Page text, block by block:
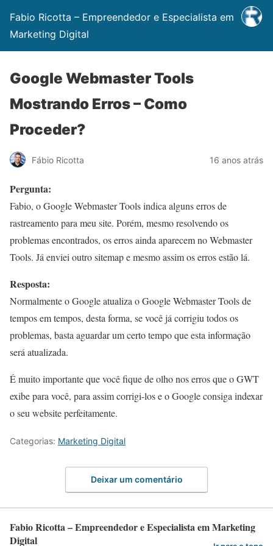
Fabio Ricotta – Empreendedor e Especialista em
Marketing Digital
Google Webmaster Tools
Mostrando Erros – Como
Proceder?
Fábio Ricotta 16 anos atrás
Pergunta:
Fabio, o Google Webmaster Tools indica alguns erros de
rastreamento para meu site. Porém, mesmo resolvendo os
problemas encontrados, os erros ainda aparecem no Webmaster
Tools. Já enviei outro sitemap e mesmo assim os erros estão lá.
Resposta:
Normalmente o Google atualiza o Google Webmaster Tools de
tempos em tempos, desta forma, se você já corrigiu todos os
problemas, basta aguardar um certo tempo que esta informação
será atualizada.
É muito importante que você fique de olho nos erros que o GWT
exibe para você, para assim corrigi-los e o Google consiga indexar
o seu website perfeitamente.
Categorias: Marketing Digital
Deixar um comentário
Fabio Ricotta – Empreendedor e Especialista em Marketing
Digital